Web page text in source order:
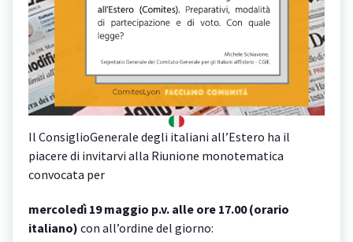
Il ConsiglioGenerale degli italiani all’Estero ha il
piacere di invitarvi alla Riunione monotematica
convocata per
mercoledì 19 maggio p.v. alle ore 17.00 (orario
italiano) con all’ordine del giorno: